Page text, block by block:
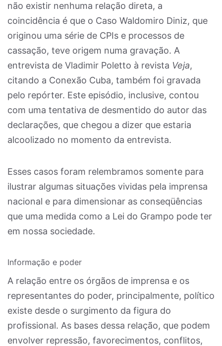
não existir nenhuma relação direta, a
coincidência é que o Caso Waldomiro Diniz, que
originou uma série de CPIs e processos de
cassação, teve origem numa gravação. A
entrevista de Vladimir Poletto à revista Veja,
citando a Conexão Cuba, também foi gravada
pelo repórter. Este episódio, inclusive, contou
com uma tentativa de desmentido do autor das
declarações, que chegou a dizer que estaria
alcoolizado no momento da entrevista.
Esses casos foram relembramos somente para
ilustrar algumas situações vividas pela imprensa
nacional e para dimensionar as conseqüências
que uma medida como a Lei do Grampo pode ter
em nossa sociedade.
Informação e poder
A relação entre os órgãos de imprensa e os
representantes do poder, principalmente, político
existe desde o surgimento da figura do
profissional. As bases dessa relação, que podem
envolver repressão, favorecimentos, conflitos,